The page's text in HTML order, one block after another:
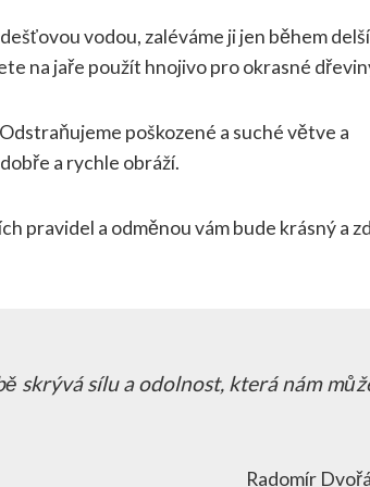
vodou, zaléváme ji jen během
na jaře použít hnojivo pro okrasné
poškozené a suché větve a
a rychle obráží.
pravidel a odměnou vám bude krásný a
skrývá sílu a odolnost, která nám
Radomír